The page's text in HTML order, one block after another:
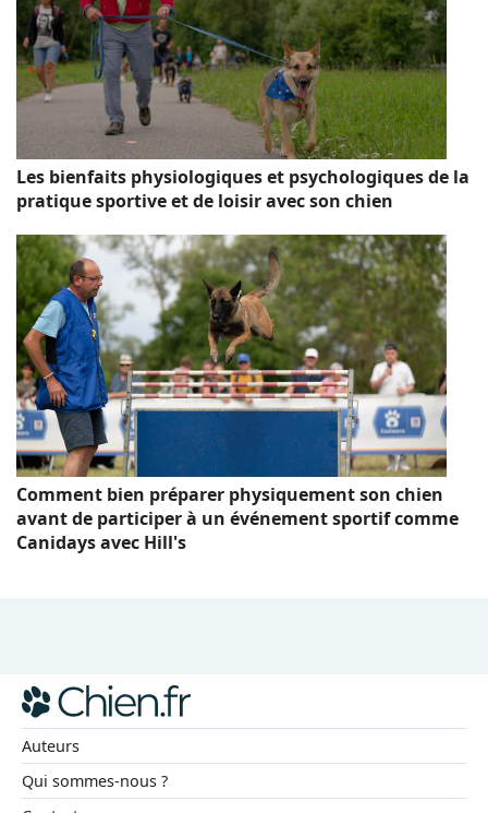
Les bienfaits physiologiques et psychologiques de la
pratique sportive et de loisir avec son chien
Comment bien préparer physiquement son chien
avant de participer à un événement sportif comme
Canidays avec Hill's
Auteurs
Qui sommes-nous ?